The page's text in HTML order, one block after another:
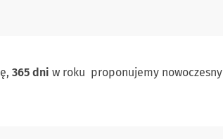
365 dni w roku proponujemy nowoczesny